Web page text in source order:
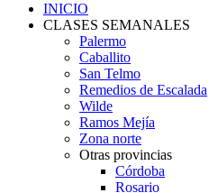
INICIO
CLASES SEMANALES
Palermo
Caballito
San Telmo
Remedios de Escalada
Wilde
Ramos Mejía
Zona norte
Otras provincias
Córdoba
Rosario